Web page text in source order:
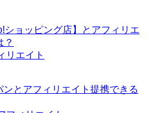
ショッピング店】とアフィリエ
？
リエイト
とアフィリエイト提携できる